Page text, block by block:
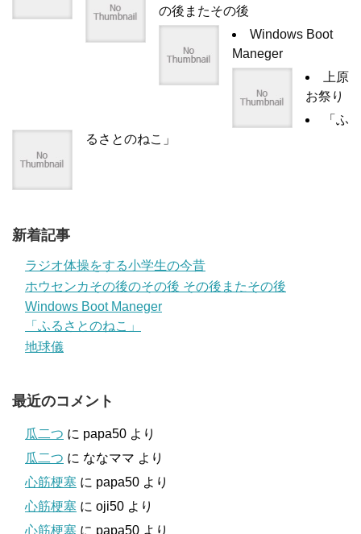
の後またその後
Windows Boot
Maneger
上原
お祭り
「ふ
るさとのねこ」
新着記事
ラジオ体操をする小学生の今昔
ホウセンカその後のその後 その後またその後
Windows Boot Maneger
「ふるさとのねこ」
地球儀
最近のコメント
瓜二つ に papa50 より
瓜二つ に ななママ より
心筋梗塞 に papa50 より
心筋梗塞 に oji50 より
心筋梗塞 に papa50 より